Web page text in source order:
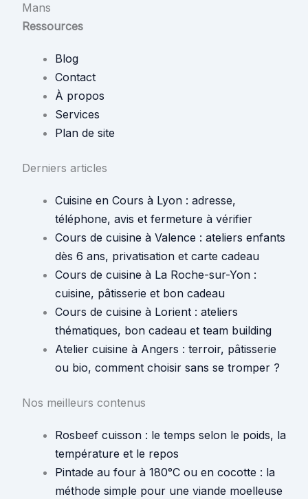
Mans
Ressources
Blog
Contact
À propos
Services
Plan de site
Derniers articles
Cuisine en Cours à Lyon : adresse,
téléphone, avis et fermeture à vérifier
Cours de cuisine à Valence : ateliers enfants
dès 6 ans, privatisation et carte cadeau
Cours de cuisine à La Roche-sur-Yon :
cuisine, pâtisserie et bon cadeau
Cours de cuisine à Lorient : ateliers
thématiques, bon cadeau et team building
Atelier cuisine à Angers : terroir, pâtisserie
ou bio, comment choisir sans se tromper ?
Nos meilleurs contenus
Rosbeef cuisson : le temps selon le poids, la
température et le repos
Pintade au four à 180°C ou en cocotte : la
méthode simple pour une viande moelleuse